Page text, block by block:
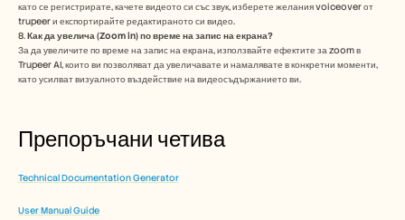
като се регистрирате, качете видеото си със звук, изберете желания voiceover от
trupeer и експортирайте редактираното си видео.
8. Как да увелича (Zoom in) по време на запис на екрана?
За да увеличите по време на запис на екрана, използвайте ефектите за zoom в
Trupeer AI, които ви позволяват да увеличавате и намалявате в конкретни моменти,
като усилват визуалното въздействие на видеосъдържанието ви.
Препоръчани четива
Technical Documentation Generator
User Manual Guide